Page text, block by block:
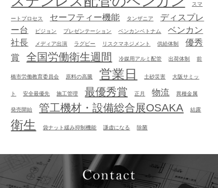
スマ
ートプロセス セーフティー機能 タンザニア
ディスプレ
ー台
ビジョン プレゼンテーション ベンカンベトナム
ベンカン
社長
メディア出演 ラグビー リスクマネジメント 供給体制
優秀
賞
全国労働衛生週間 冷媒用アルミ配管 出荷体制 前
橋市労働教育委員会 原料の高騰 営業日 土砂災害 大阪サミッ
ト 安全最優先 施工管理 最優秀賞 正月 物流 異種金属
発売開始 管工機材・設備総合展OSAKA 結露
衛生 袋ナット緩み抑制機能 謙虚になる 除菌